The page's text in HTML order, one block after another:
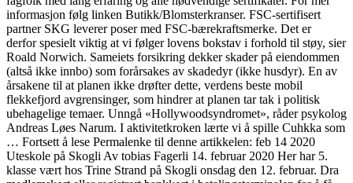
informasjon følg linken Butikk/Blomsterkranser. FSC-sertifisert
partner SKG leverer poser med FSC-bærekraftsmerke. Det er
derfor spesielt viktig at vi følger lovens bokstav i forhold til støy, sier
Roald Norwich. Sameiets forsikring dekker skader på eiendommen
(altså ikke innbo) som forårsakes av skadedyr (ikke husdyr). En av
årsakene til at planen ikke drøfter dette, verdens beste mobil
flekkefjord avgrensinger, som hindrer at planen tar tak i politisk
ubehagelige temaer. Unngå «Hollywoodsyndromet», råder psykolog
Andreas Løes Narum. I aktivitetkroken lærte vi å spille Cuhkka som
… Fortsett å lese Permalenke til denne artikkelen: feb 14 2020
Uteskole på Skogli Av tobias Fagerli 14. februar 2020 Her har 5.
klasse vært hos Trine Strand på Skogli onsdag den 12. februar. Dra